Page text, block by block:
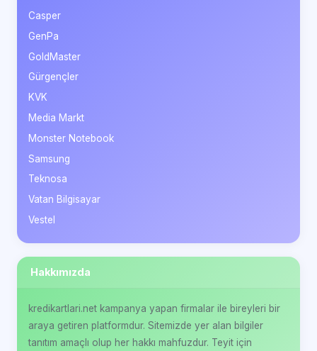
Casper
GenPa
GoldMaster
Gürgençler
KVK
Media Markt
Monster Notebook
Samsung
Teknosa
Vatan Bilgisayar
Vestel
Hakkımızda
kredikartlari.net kampanya yapan firmalar ile bireyleri bir
araya getiren platformdur. Sitemizde yer alan bilgiler
tanıtım amaçlı olup her hakkı mahfuzdur. Teyit için